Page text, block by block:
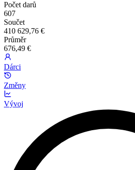
Počet darů
607
Součet
410 629,76 €
Průměr
676,49 €
Dárci
Změny
Vývoj